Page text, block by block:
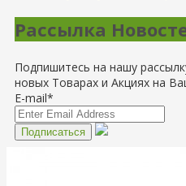
Рассылка
Подпишитесь на нашу
новых Товарах и Акциях на
E-mail*